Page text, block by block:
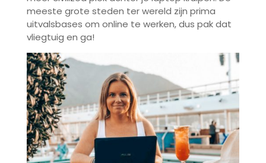
meeste grote steden ter wereld zijn prima
uitvalsbases om online te werken, dus pak dat
vliegtuig en ga!